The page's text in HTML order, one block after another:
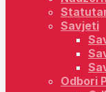
Savjeti
Odbori